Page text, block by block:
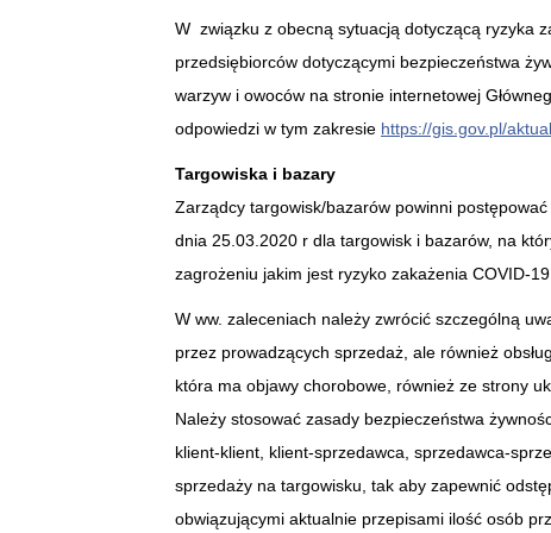
W związku z obecną sytuacją dotyczącą ryzyka
przedsiębiorców dotyczącymi bezpieczeństwa
warzyw i owoców na stronie internetowej
odpowiedzi w tym zakresie https://gis.gov.pl/
Targowiska i bazary
Zarządcy targowisk/bazarów powinni
dnia 25.03.2020 r dla targowisk i bazarów, na
zagrożeniu jakim jest ryzyko zakażenia COVID-19.
W ww. zaleceniach należy zwrócić szczególną
przez prowadzących sprzedaż, ale również
która ma objawy chorobowe, również ze strony
Należy stosować zasady bezpieczeństwa
klient-klient, klient-sprzedawca, sprzedawca-
sprzedaży na targowisku, tak aby zapewnić
obwiązującymi aktualnie przepisami ilość osób